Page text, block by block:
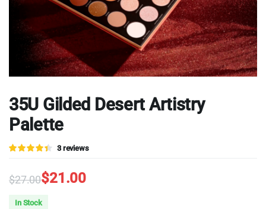
35U Gilded Desert Artistry
Palette
Valorado
en
3
puntuaciones
3reviews
$27.00
Original
$21.00
Current
In Stock